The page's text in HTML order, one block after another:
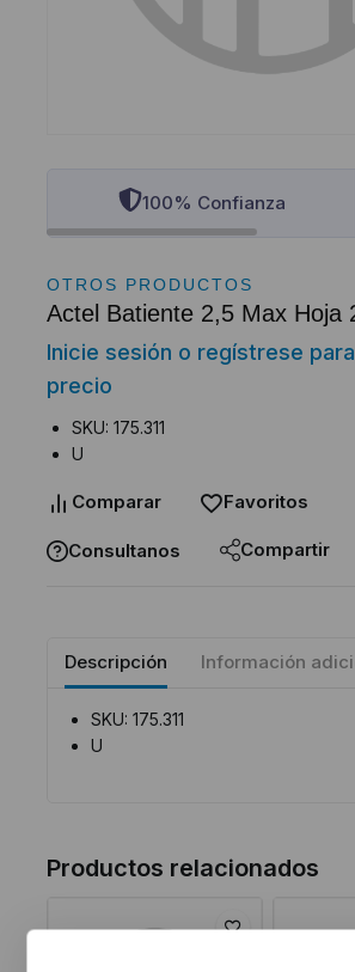
100% Confianza
OTROS PRODUCTOS
Actel Batiente 2,5 Max Hoja
Inicie sesión o regístrese
precio
SKU: 175.311
U
Comparar Favoritos
Consultanos Compartir
Descripción Información
SKU: 175.311
U
Productos relacionados